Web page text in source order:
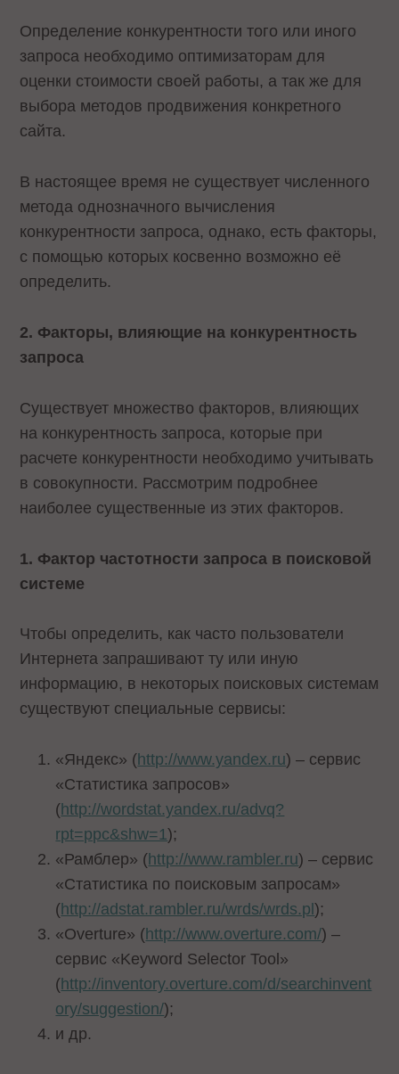
Определение конкурентности того или иного
запроса необходимо оптимизаторам для
оценки стоимости своей работы, а так же для
выбора методов продвижения конкретного
сайта.
В настоящее время не существует численного
метода однозначного вычисления
конкурентности запроса, однако, есть факторы,
с помощью которых косвенно возможно её
определить.
2. Факторы, влияющие на конкурентность
запроса
Существует множество факторов, влияющих
на конкурентность запроса, которые при
расчете конкурентности необходимо учитывать
в совокупности. Рассмотрим подробнее
наиболее существенные из этих факторов.
1. Фактор частотности запроса в поисковой
системе
Чтобы определить, как часто пользователи
Интернета запрашивают ту или иную
информацию, в некоторых поисковых системам
существуют специальные сервисы:
«Яндекс» (http://www.yandex.ru) – сервис
«Статистика запросов»
(http://wordstat.yandex.ru/advq?
rpt=ppc&shw=1);
«Рамблер» (http://www.rambler.ru) – сервис
«Статистика по поисковым запросам»
(http://adstat.rambler.ru/wrds/wrds.pl);
«Overture» (http://www.overture.com/) –
сервис «Keyword Selector Tool»
(http://inventory.overture.com/d/searchinvent
ory/suggestion/);
и др.